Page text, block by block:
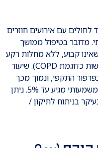
עם אירועים חוזרים
מדובר בטיפול ממושך
קבוע, ללא מחלות רקע
מורכבות (כמו, למשל: מחלות ריאה קשות כדוגמת COPD). שיעור
הפרוצדורה עומד על כ-60% בפרפור התקפי, ונמוך מכך
בפרפור קבוע כרוני. שיעור הסיבוכים המשמעותי מגיע עד 5%. ניתן
בניתוח לתיקון /